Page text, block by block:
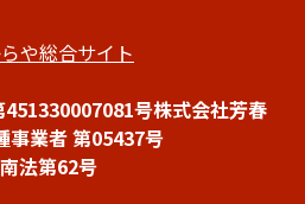
や総合サイト
号株式会社芳春
事業者 第05437号
法第62号